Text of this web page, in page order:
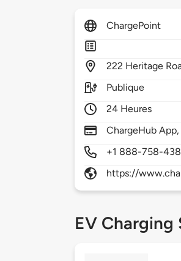
ChargePoint
222 Heritage
Publique
24 Heures
ChargeHub
+1 888-758-
https://
EV Charging